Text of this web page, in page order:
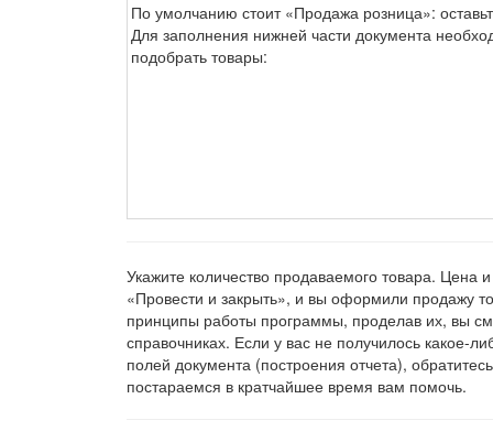
По умолчанию стоит «Продажа розница»:
Для заполнения нижней части документа
подобрать товары:
Укажите количество продаваемого товара.
«Провести и закрыть», и вы оформили продажу
принципы работы программы, проделав их, вы
справочниках. Если у вас не получилось какое-
полей документа (построения отчета),
постараемся в кратчайшее время вам помочь.